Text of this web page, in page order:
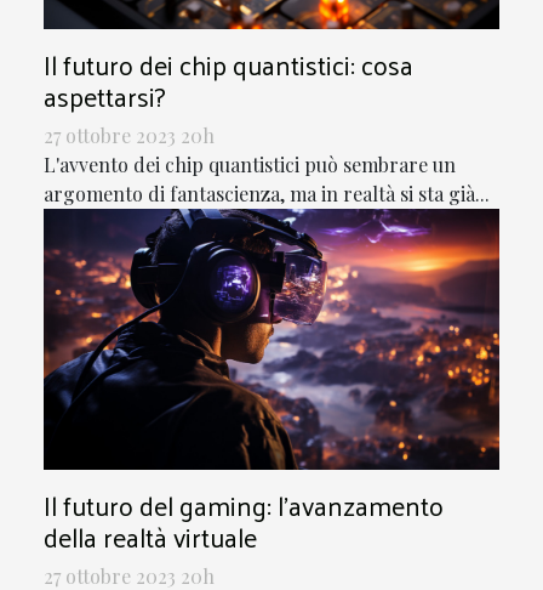
Il futuro dei chip quantistici: cosa
aspettarsi?
27 ottobre 2023 20h
L'avvento dei chip quantistici può sembrare un
argomento di fantascienza, ma in realtà si sta già...
Il futuro del gaming: l'avanzamento
della realtà virtuale
27 ottobre 2023 20h